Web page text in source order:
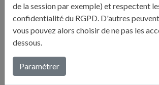
3
Faites rissoler l’ensemble dans une
d’huile d’olive. Remuez
une légère coloration brune : entre 5
Retirez du feu et gardez à couvert.
Parsemez de chapelure les
de la session par exemple) et respectent
confidentialité du RGPD. D'autres
vous pouvez alors choisir de ne pas les
dessous.
Paramétrer